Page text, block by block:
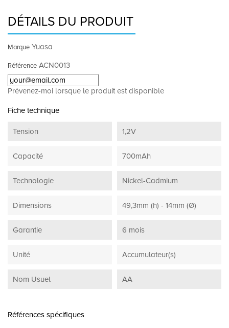
DÉTAILS DU PRODUIT
Marque Yuasa
Référence ACN0013
Prévenez-moi lorsque le produit est disponible
Fiche technique
Tension 1,2V
Capacité 700mAh
Technologie Nickel-Cadmium
Dimensions 49,3mm (h) - 14mm (Ø)
Garantie 6 mois
Unité Accumulateur(s)
Nom Usuel AA
Références spécifiques